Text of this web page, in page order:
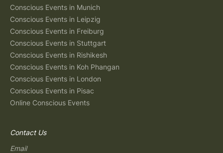
Conscious Events in Munich
Conscious Events in Leipzig
Conscious Events in Freiburg
Conscious Events in Stuttgart
Conscious Events in Rishikesh
Conscious Events in Koh Phangan
Conscious Events in London
Conscious Events in Pisac
Online Conscious Events
Contact Us
Email